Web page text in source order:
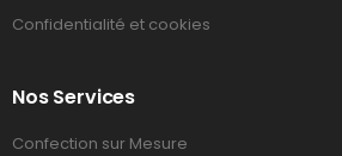
Confidentialité et cookies
Nos Services
Confection sur Mesure